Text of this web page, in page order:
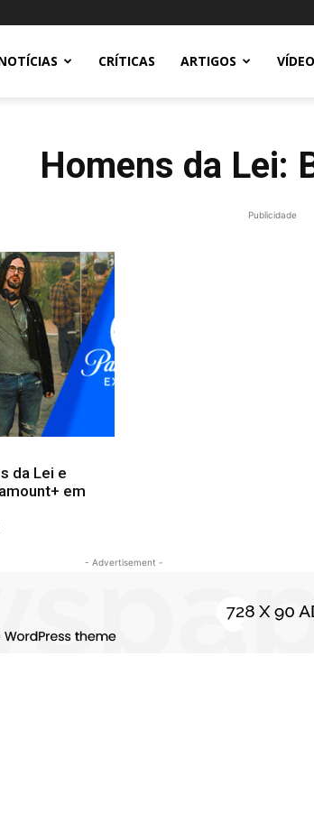
CRÍTICAS ARTIGOS
Homens da Lei:
Publicidade
da Lei e
em
- Advertisement -